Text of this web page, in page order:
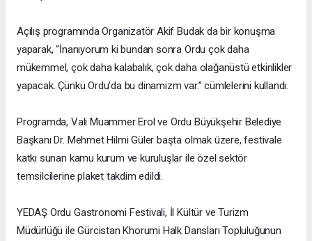
Açılış programında Organizatör Akif Budak da bir konuşma
yaparak, “İnanıyorum ki bundan sonra Ordu çok daha
mükemmel, çok daha kalabalık, çok daha olağanüstü etkinlikler
yapacak. Çünkü Ordu'da bu dinamizm var.” cümlelerini kullandı.
Programda, Vali Muammer Erol ve Ordu Büyükşehir Belediye
Başkanı Dr. Mehmet Hilmi Güler başta olmak üzere, festivale
katkı sunan kamu kurum ve kuruluşlar ile özel sektör
temsilcilerine plaket takdim edildi.
YEDAŞ Ordu Gastronomi Festivali, İl Kültür ve Turizm
Müdürlüğü ile Gürcistan Khorumi Halk Dansları Topluluğunun